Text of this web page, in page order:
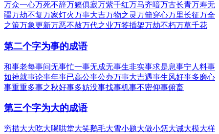
万众一心万死不辞万籁俱寂万紫千红万马齐喑万古长青万寿无
疆万劫不复万家灯火万事大吉万物之灵万箭穿心万里长征万全
之策万象更新万恶不赦万代之业万签插架万劫不朽万草千花
第二个字为事的成语
和事老每事问无事忙一事无成无事生非实事求是息事宁人 料事
如神就事论事年事已高公事公办万事大吉遇事生风好事多磨心
事重重多事之秋好事多妨没事找事机事不密仰事俯畜
第三个字为大的成语
穷措大大吃大喝哄堂大笑鹅毛大雪小题大做小惩大诫大模大样